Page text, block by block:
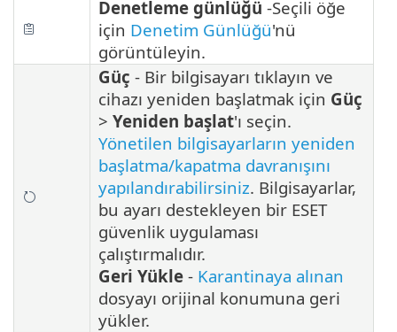
Denetleme günlüğü -Seçili öğe
için Denetim Günlüğü'nü
görüntüleyin.
Güç - Bir bilgisayarı tıklayın ve
cihazı yeniden başlatmak için Güç
> Yeniden başlat'ı seçin.
Yönetilen bilgisayarların yeniden
başlatma/kapatma davranışını
yapılandırabilirsiniz. Bilgisayarlar,
bu ayarı destekleyen bir ESET
güvenlik uygulaması
çalıştırmalıdır.
Geri Yükle - Karantinaya alınan
dosyayı orijinal konumuna geri
yükler.